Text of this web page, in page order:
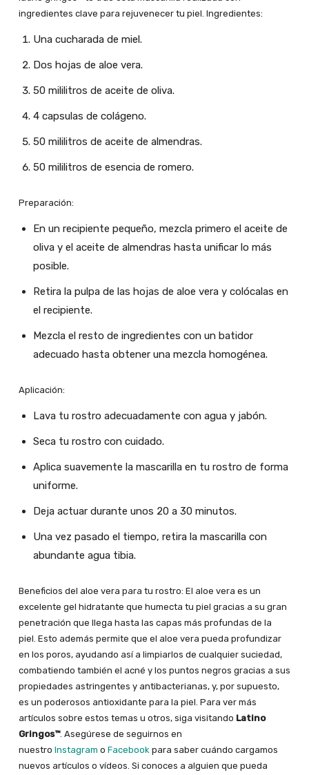
ingredientes clave para rejuvenecer tu piel. Ingredientes:
Una cucharada de miel.
Dos hojas de aloe vera.
50 mililitros de aceite de oliva.
4 capsulas de colágeno.
50 mililitros de aceite de almendras.
50 mililitros de esencia de romero.
Preparación:
En un recipiente pequeño, mezcla primero el aceite de
oliva y el aceite de almendras hasta unificar lo más
posible.
Retira la pulpa de las hojas de aloe vera y colócalas en
el recipiente.
Mezcla el resto de ingredientes con un batidor
adecuado hasta obtener una mezcla homogénea.
Aplicación:
Lava tu rostro adecuadamente con agua y jabón.
Seca tu rostro con cuidado.
Aplica suavemente la mascarilla en tu rostro de forma
uniforme.
Deja actuar durante unos 20 a 30 minutos.
Una vez pasado el tiempo, retira la mascarilla con
abundante agua tibia.
Beneficios del aloe vera para tu rostro: El aloe vera es un
excelente gel hidratante que humecta tu piel gracias a su gran
penetración que llega hasta las capas más profundas de la
piel. Esto además permite que el aloe vera pueda profundizar
en los poros, ayudando así a limpiarlos de cualquier suciedad,
combatiendo también el acné y los puntos negros gracias a sus
propiedades astringentes y antibacterianas, y, por supuesto,
es un poderosos antioxidante para la piel. Para ver más
artículos sobre estos temas u otros, siga visitando Latino
Gringos™. Asegúrese de seguirnos en
nuestro Instagram o Facebook para saber cuándo cargamos
nuevos artículos o vídeos. Si conoces a alguien que pueda